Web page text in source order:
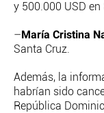
y 500.000 USD en
–María Cristina
Santa Cruz.
Además, la
habrían sido
República